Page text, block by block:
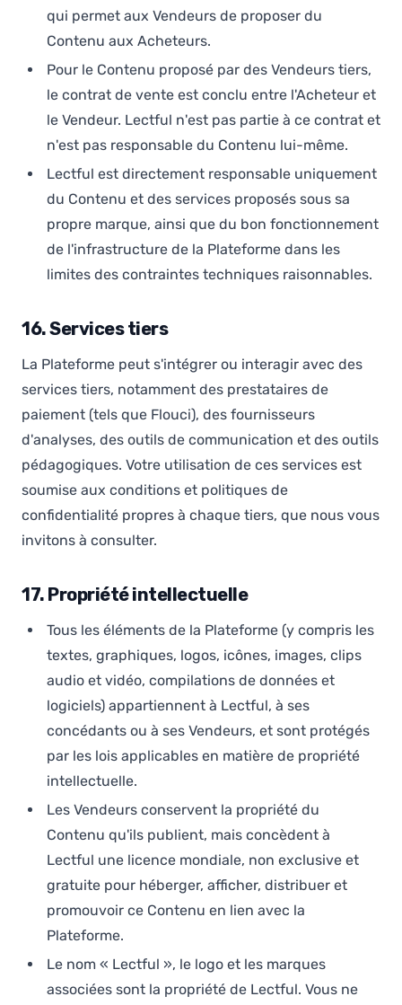
qui permet aux Vendeurs de proposer du
Contenu aux Acheteurs.
Pour le Contenu proposé par des Vendeurs tiers,
le contrat de vente est conclu entre l'Acheteur et
le Vendeur. Lectful n'est pas partie à ce contrat et
n'est pas responsable du Contenu lui-même.
Lectful est directement responsable uniquement
du Contenu et des services proposés sous sa
propre marque, ainsi que du bon fonctionnement
de l'infrastructure de la Plateforme dans les
limites des contraintes techniques raisonnables.
16. Services tiers
La Plateforme peut s'intégrer ou interagir avec des
services tiers, notamment des prestataires de
paiement (tels que Flouci), des fournisseurs
d'analyses, des outils de communication et des outils
pédagogiques. Votre utilisation de ces services est
soumise aux conditions et politiques de
confidentialité propres à chaque tiers, que nous vous
invitons à consulter.
17. Propriété intellectuelle
Tous les éléments de la Plateforme (y compris les
textes, graphiques, logos, icônes, images, clips
audio et vidéo, compilations de données et
logiciels) appartiennent à Lectful, à ses
concédants ou à ses Vendeurs, et sont protégés
par les lois applicables en matière de propriété
intellectuelle.
Les Vendeurs conservent la propriété du
Contenu qu'ils publient, mais concèdent à
Lectful une licence mondiale, non exclusive et
gratuite pour héberger, afficher, distribuer et
promouvoir ce Contenu en lien avec la
Plateforme.
Le nom « Lectful », le logo et les marques
associées sont la propriété de Lectful. Vous ne